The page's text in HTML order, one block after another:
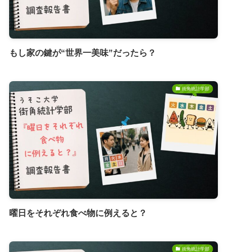
もし家の鍵が“世界一美味”だったら？
街角統計学部
曜日をそれぞれ食べ物に例えると？
街角統計学部